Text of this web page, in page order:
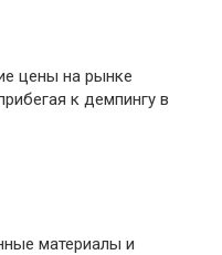
цены на рынке
к демпингу в
материалы и